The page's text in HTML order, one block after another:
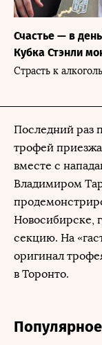
Счастье — в
Кубка Стэнли
Страсть к
Последний раз
трофей
вместе с
Владимиром
Новосибирске,
секцию. На
оригинал
в Торонто.
Популярное